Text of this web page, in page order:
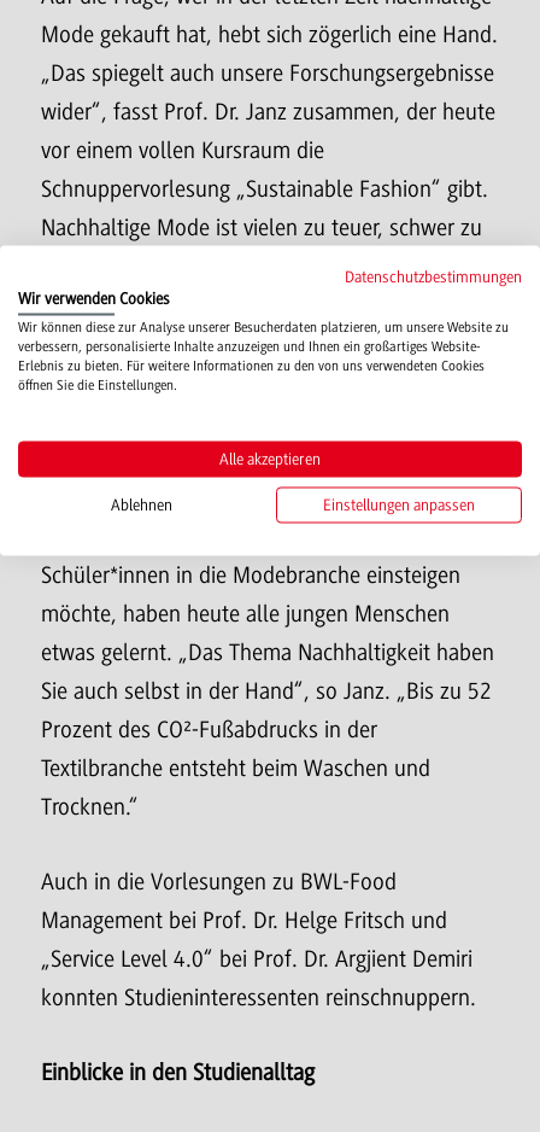
Mode gekauft hat, hebt sich zögerlich eine Hand.
„Das spiegelt auch unsere Forschungsergebnisse
wider“, fasst Prof. Dr. Janz zusammen, der heute
vor einem vollen Kursraum die
Schnuppervorlesung „Sustainable Fashion“ gibt.
Nachhaltige Mode ist vielen zu teuer, schwer zu
finden oder die Siegel sind nicht bekannt. Die
Nachhaltigkeitsstudie wurde – wie viele andere
Projekte auch - von Dozent*innen und
Studierenden zusammen umgesetzt. Janz
dem gemeinsam mit den Studierenden Wissen
erarbeitet und an Forschungsprojekten gewirkt
Schüler*innen in die Modebranche einsteigen
möchte, haben heute alle jungen Menschen
etwas gelernt. „Das Thema Nachhaltigkeit haben
Sie auch selbst in der Hand“, so Janz. „Bis zu 52
Prozent des CO²-Fußabdrucks in der
Textilbranche entsteht beim Waschen und
Trocknen.“
Auch in die Vorlesungen zu BWL-Food
Management bei Prof. Dr. Helge Fritsch und
„Service Level 4.0“ bei Prof. Dr. Argjient Demiri
konnten Studieninteressenten reinschnuppern.
Einblicke in den Studienalltag
Datenschutzbestimmungen
Wir verwenden Cookies
Wir können diese zur Analyse unserer Besucherdaten platzieren, um unsere Website zu
verbessern, personalisierte Inhalte anzuzeigen und Ihnen ein großartiges Website-
Erlebnis zu bieten. Für weitere Informationen zu den von uns verwendeten Cookies
öffnen Sie die Einstellungen.
Alle akzeptieren
Ablehnen Einstellungen anpassen